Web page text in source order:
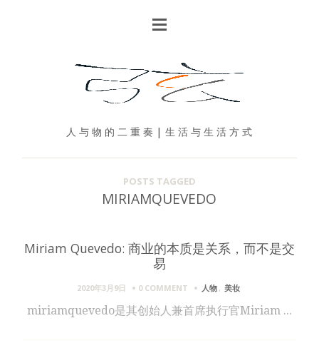
人 与 物 的 二 重 奏 | 生 活 与 生 活 方 式
POSTS TAGGED
MIRIAMQUEVEDO
Miriam Quevedo: 商业的本质是关系，而不是交
易
2020年3月9日 0 COMMENT 人物 , 美妆
miriamquevedo是其创始人兼首席执行官Miriam ...